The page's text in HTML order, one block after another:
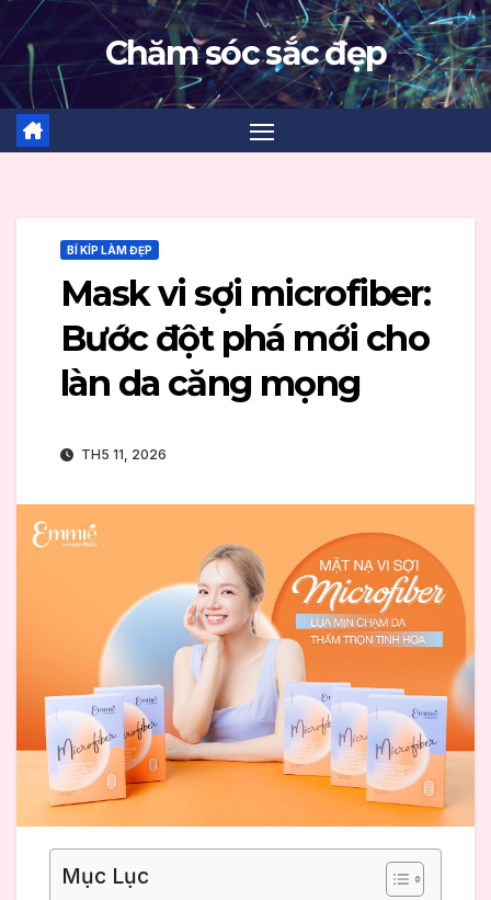
Skip
to
content
Chăm sóc sắc đẹp
BÍ KÍP LÀM ĐẸP
Mask vi sợi microfiber:
Bước đột phá mới cho
làn da căng mọng
TH5 11, 2026
Mục Lục